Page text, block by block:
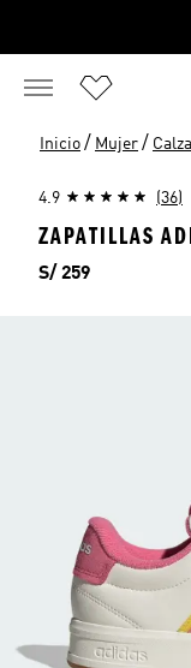
Inicio / Mujer /
4.9 (36)
ZAPATILLAS
Precio
S/ 259